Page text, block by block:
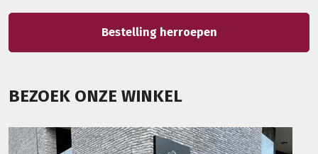
Bestelling herroepen
BEZOEK ONZE WINKEL